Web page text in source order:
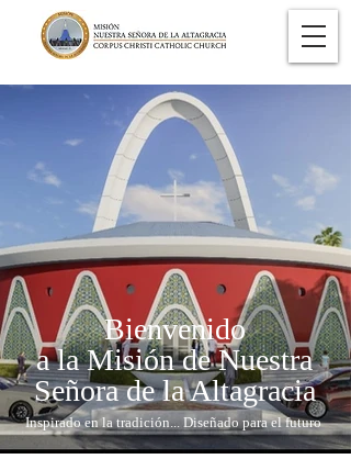
Bienvenido
a la Misión de Nuestra
Señora de la Altagracia
Inspirado en la tradición... Diseñado para el futuro